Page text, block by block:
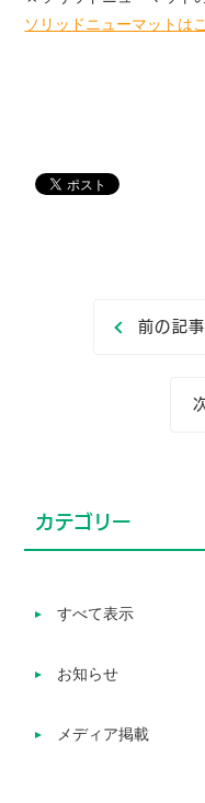
ソリッドニューマットは
前の記
カテゴリー
すべて表示
お知らせ
メディア掲載